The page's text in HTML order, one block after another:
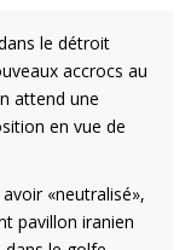
le détroit
accrocs au
attend une
en vue de
«neutralisé»,
pavillon iranien